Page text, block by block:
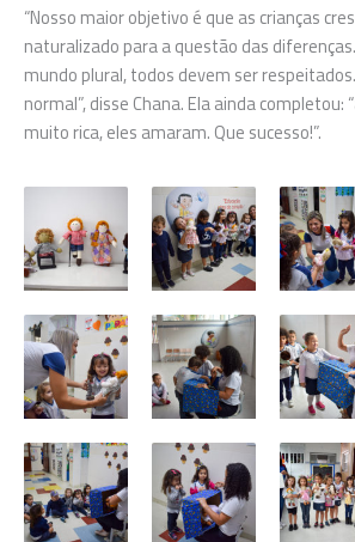
“Nosso maior objetivo é que as crianças
naturalizado para a questão das
mundo plural, todos devem ser
normal”, disse Chana. Ela ainda completou:
muito rica, eles amaram. Que sucesso!”.